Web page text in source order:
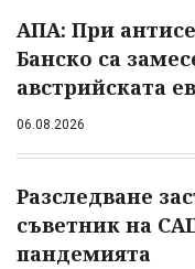
АПА: При
Банско са
австрийската
06.08.2026
Разследване
съветник на
пандемията